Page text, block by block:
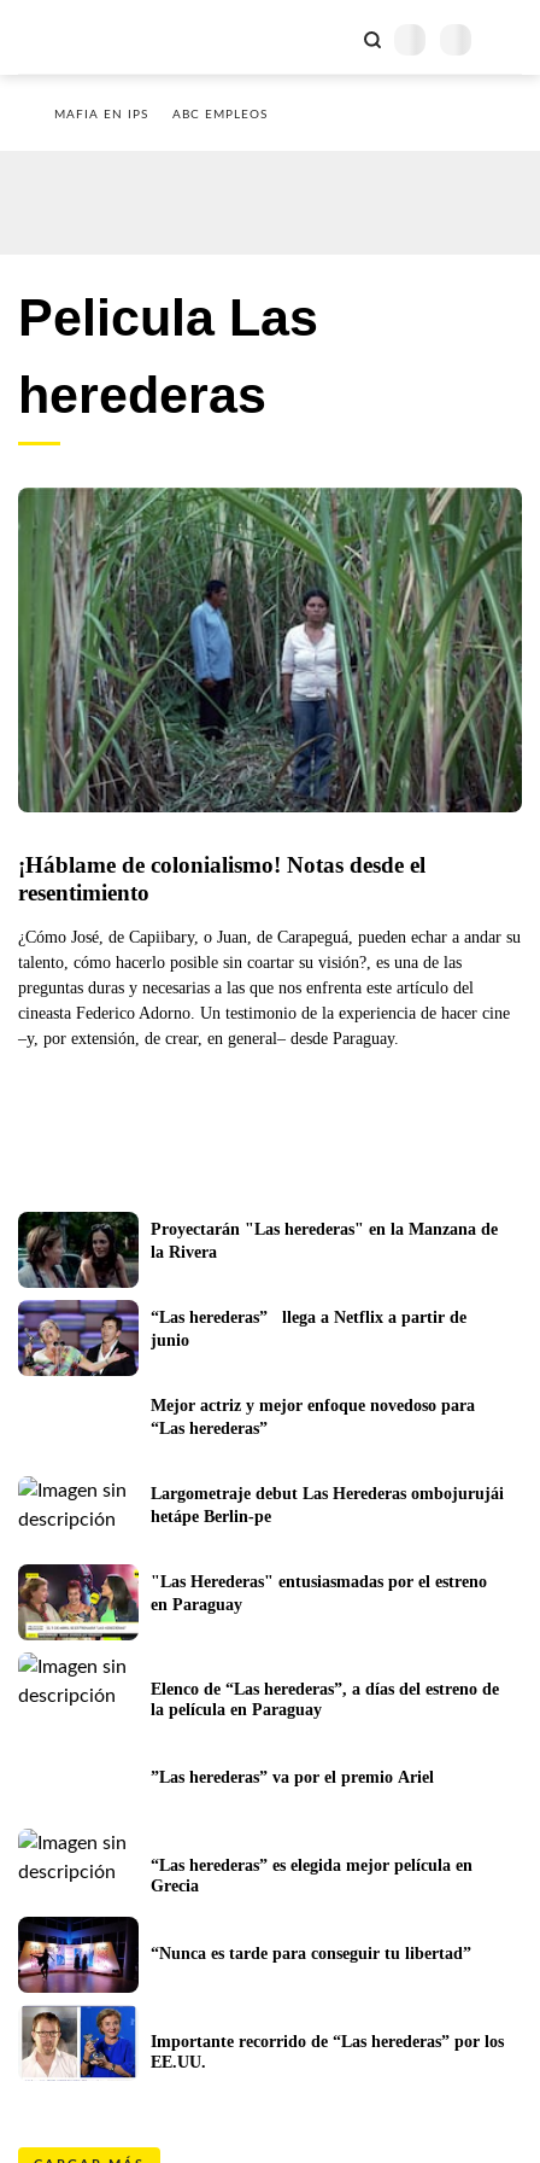
MAFIA EN IPS ABC EMPLEOS
Pelicula Las
herederas
¡Háblame de colonialismo! Notas desde el
resentimiento
¿Cómo José, de Capiibary, o Juan, de Carapeguá, pueden echar a andar su
talento, cómo hacerlo posible sin coartar su visión?, es una de las
preguntas duras y necesarias a las que nos enfrenta este artículo del
cineasta Federico Adorno. Un testimonio de la experiencia de hacer cine
–y, por extensión, de crear, en general– desde Paraguay.
Proyectarán "Las herederas" en la Manzana de
la Rivera
“Las herederas”   llega a Netflix a partir de
junio
Mejor actriz y mejor enfoque novedoso para
“Las herederas”
Largometraje debut Las Herederas ombojurujái
hetápe Berlin-pe
"Las Herederas" entusiasmadas por el estreno
en Paraguay
Elenco de “Las herederas”, a días del estreno de
la película en Paraguay
”Las herederas” va por el premio Ariel
“Las herederas” es elegida mejor película en
Grecia
“Nunca es tarde para conseguir tu libertad”
Importante recorrido de “Las herederas” por los
EE.UU.